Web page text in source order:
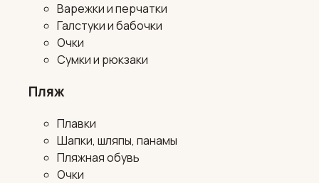
Варежки и перчатки
Галстуки и бабочки
Очки
Сумки и рюкзаки
Пляж
Плавки
Шапки, шляпы, панамы
Пляжная обувь
Очки